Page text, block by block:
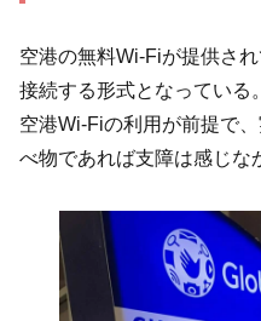
空港の無料Wi-Fiが提供さ
接続する形式となっている
空港Wi-Fiの利用が前提で
べ物であれば支障は感じな